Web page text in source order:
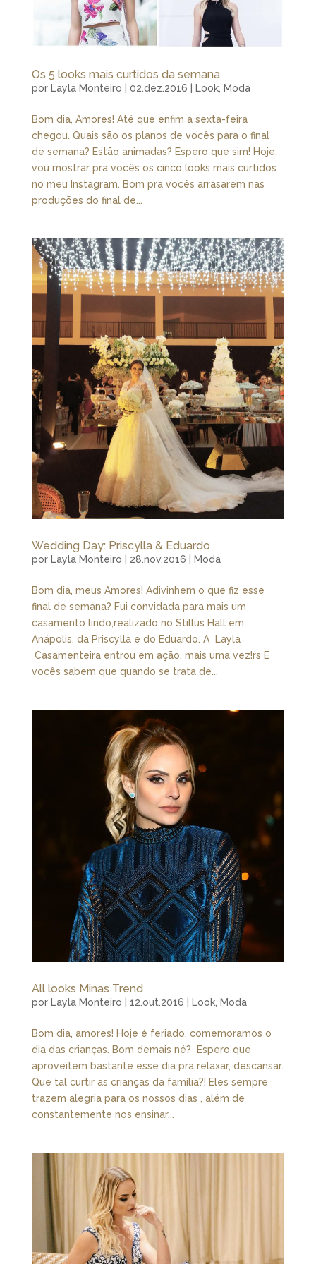
Os 5 looks mais curtidos da semana
por Layla Monteiro 02.dez.2016 Look, Moda
Bom dia, Amores! Até que enfim a sexta-feira
chegou. Quais são os planos de vocês para o final
de semana? Estão animadas? Espero que sim! Hoje,
vou mostrar pra vocês os cinco looks mais curtidos
no meu Instagram. Bom pra vocês arrasarem nas
produções do final de...
Wedding Day: Priscylla & Eduardo
por Layla Monteiro 28.nov.2016 Moda
Bom dia, meus Amores! Adivinhem o que fiz esse
final de semana? Fui convidada para mais um
casamento lindo,realizado no Stillus Hall em
Anápolis, da Priscylla e do Eduardo. A Layla
Casamenteira entrou em ação, mais uma vez!rs E
vocês sabem que quando se trata de...
All looks Minas Trend
por Layla Monteiro 12.out.2016 Look, Moda
Bom dia, amores! Hoje é feriado, comemoramos o
dia das crianças. Bom demais né? Espero que
aproveitem bastante esse dia pra relaxar, descansar.
Que tal curtir as crianças da família?! Eles sempre
trazem alegria para os nossos dias , além de
constantemente nos ensinar...